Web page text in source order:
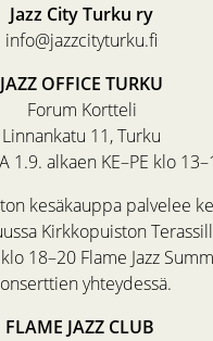
Jazz City Turku ry
info@jazzcityturku.fi
JAZZ OFFICE TURKU
Forum Kortteli
Linnankatu 11, Turku
1.9. alkaen KE–PE klo
kesäkauppa palvelee
Kirkkopuiston
18–20 Flame Jazz
yhteydessä.
FLAME JAZZ CLUB